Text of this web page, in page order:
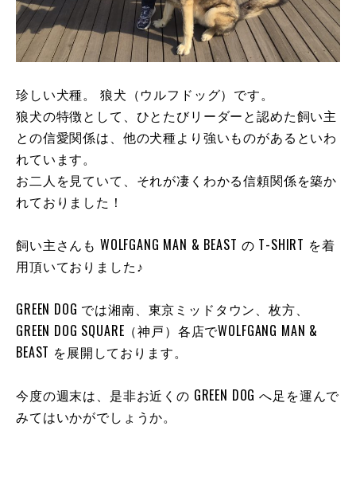
珍しい犬種。 狼犬（ウルフドッグ）です。
狼犬の特徴として、ひとたびリーダーと認めた飼い主
との信愛関係は、他の犬種より強いものがあるといわ
れています。
お二人を見ていて、それが凄くわかる信頼関係を築か
れておりました！
飼い主さんも WOLFGANG MAN & BEAST の T-SHIRT を着
用頂いておりました♪
GREEN DOG では湘南、東京ミッドタウン、枚方、
GREEN DOG SQUARE（神戸）各店でWOLFGANG MAN &
BEAST を展開しております。
今度の週末は、是非お近くの GREEN DOG へ足を運んで
みてはいかがでしょうか。